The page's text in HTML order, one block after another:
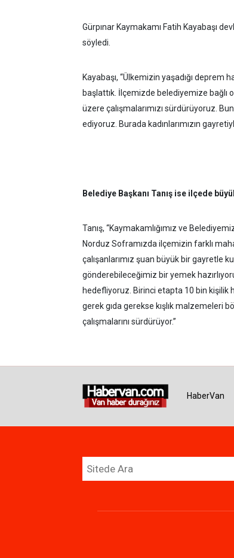
Gürpınar Kaymakamı Fatih Kayabaşı
söyledi.
Kayabaşı, “Ülkemizin yaşadığı deprem
başlattık. İlçemizde belediyemize bağlı
üzere çalışmalarımızı sürdürüyoruz.
ediyoruz. Burada kadınlarımızın
Belediye Başkanı Tanış ise ilçede
Tanış, “Kaymakamlığımız ve
Norduz Soframızda ilçemizin farklı
çalışanlarımız şuan büyük bir gayretle
gönderebileceğimiz bir yemek
hedefliyoruz. Birinci etapta 10 bin kişilik
gerek gıda gerekse kışlık malzemeleri
çalışmalarını sürdürüyor.”
HaberVan